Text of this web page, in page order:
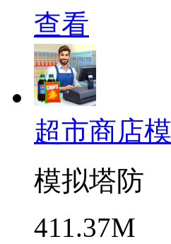
查看
超市商店
模拟塔防
411.37M